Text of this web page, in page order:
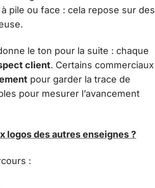
à pile ou face : cela repose sur des
le ton pour la suite : chaque
client. Certains commerciaux
pour garder la trace de
pour mesurer l’avancement
logos des autres enseignes ?
: